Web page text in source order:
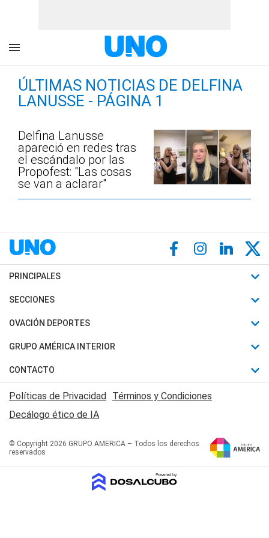
ÚLTIMAS NOTICIAS DE DELFINA
LANUSSE - PÁGINA 1
Delfina Lanusse
apareció en redes tras
el escándalo por las
Propofest: "Las cosas
se van a aclarar"
PRINCIPALES
Últimas Noticias
Política
Judiciales
Economia
SECCIONES
Horóscopo
Motores
Trucos caseros
Series y Películas
Edictos y Solicitadas
OVACIÓN DEPORTES
Fútbol
Mundial
Automovilismo
Rugby
Básquet
GRUPO AMÉRICA INTERIOR
Canal 7 en Vivo
San Juan 8
CONTACTO
Acerca de Nosotros
Contactanos
Políticas de Privacidad Términos y Condiciones
Decálogo ético de IA
© Copyright 2026 GRUPO AMERICA – Todos los derechos
reservados